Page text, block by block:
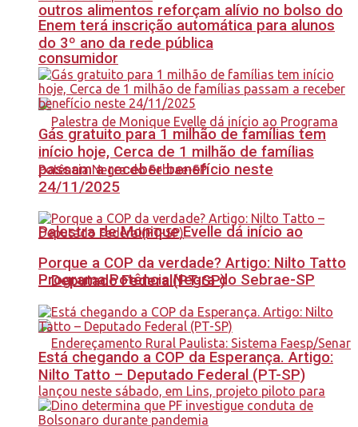
outros alimentos reforçam alívio no bolso do
consumidor
Palestra de Monique Evelle dá início ao
Programa Potência Negra do Sebrae-SP
Enem terá inscrição automática para alunos
do 3º ano da rede pública
Gás gratuito para 1 milhão de famílias tem
início hoje, Cerca de 1 milhão de famílias
passam a receber benefício neste
24/11/2025
Porque a COP da verdade? Artigo: Nilto Tatto
– Deputado Federal(PT-SP)
Está chegando a COP da Esperança. Artigo:
Nilto Tatto – Deputado Federal (PT-SP)